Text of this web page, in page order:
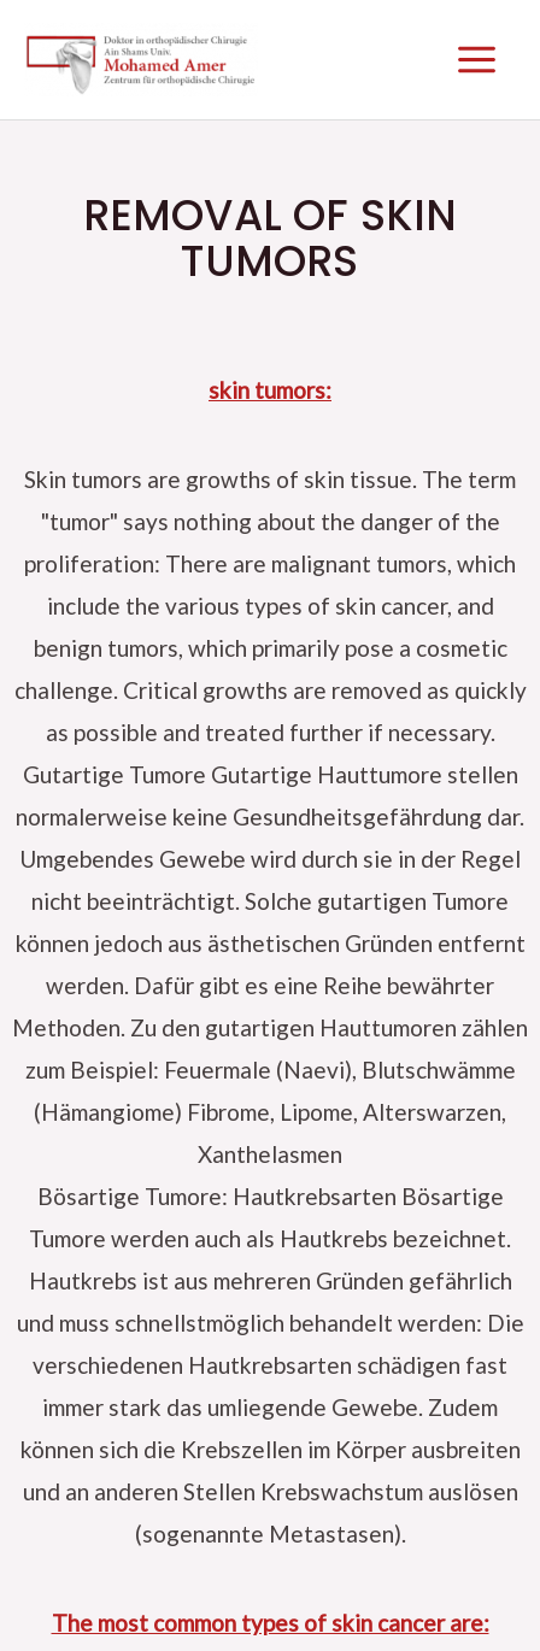
REMOVAL OF SKIN
TUMORS
skin tumors:
Skin tumors are growths of skin tissue. The term
"tumor" says nothing about the danger of the
proliferation: There are malignant tumors, which
include the various types of skin cancer, and
benign tumors, which primarily pose a cosmetic
challenge. Critical growths are removed as quickly
as possible and treated further if necessary.
Gutartige Tumore Gutartige Hauttumore stellen
normalerweise keine Gesundheitsgefährdung dar.
Umgebendes Gewebe wird durch sie in der Regel
nicht beeinträchtigt. Solche gutartigen Tumore
können jedoch aus ästhetischen Gründen entfernt
werden. Dafür gibt es eine Reihe bewährter
Methoden. Zu den gutartigen Hauttumoren zählen
zum Beispiel: Feuermale (Naevi), Blutschwämme
(Hämangiome) Fibrome, Lipome, Alterswarzen,
Xanthelasmen
Bösartige Tumore: Hautkrebsarten Bösartige
Tumore werden auch als Hautkrebs bezeichnet.
Hautkrebs ist aus mehreren Gründen gefährlich
und muss schnellstmöglich behandelt werden: Die
verschiedenen Hautkrebsarten schädigen fast
immer stark das umliegende Gewebe. Zudem
können sich die Krebszellen im Körper ausbreiten
und an anderen Stellen Krebswachstum auslösen
(sogenannte Metastasen).
The most common types of skin cancer are: